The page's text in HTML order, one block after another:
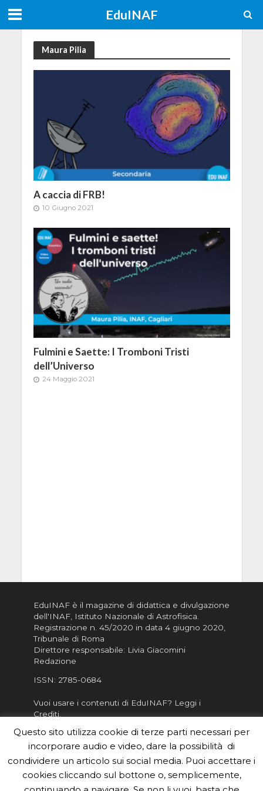
EduINAF
Maura Pilia
A caccia di FRB!
10 Giugno 2021
Fulmini e Saette: I Tromboni Tristi
dell’Universo
24 Maggio 2021
EduINAF è il magazine di didattica e divulgazione
dell'INAF, Istituto Nazionale di Astrofisica
Registrazione n. 45/2020 in data 4 giugno 2020,
Tribunale di Roma
Direttore responsabile: Livia Giacomini
Redazione
ISSN: 2785-0684
Vuoi usare i contenuti di EduINAF? Leggi i
Crediti.
Informativa sulla Privacy
Informatva sui Cookie
Per la rubrica de l'Astronomo risponde, per
inviarci le tue foto o i tuoi contributi, scrivici a
Questo sito utilizza cookie di terze parti necessari per
incorporare audio e video, dare la possibilità di
condividere un articolo sui social media. Puoi accettare i
cookies cliccando sul bottone o, semplicemente,